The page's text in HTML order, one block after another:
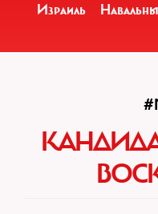
Израиль